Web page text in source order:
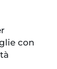
con